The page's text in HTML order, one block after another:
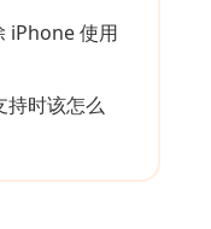
iPhone 使用
持时该怎么